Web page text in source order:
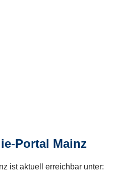
Portal Mainz
ist aktuell erreichbar unter: